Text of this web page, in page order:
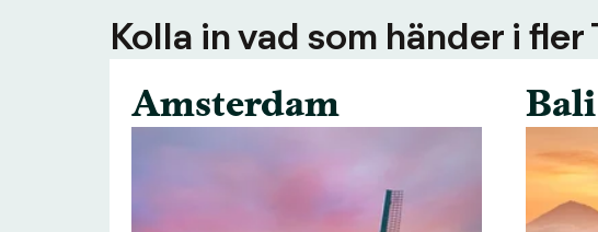
Kolla in vad som händer i
Amsterdam
Bali